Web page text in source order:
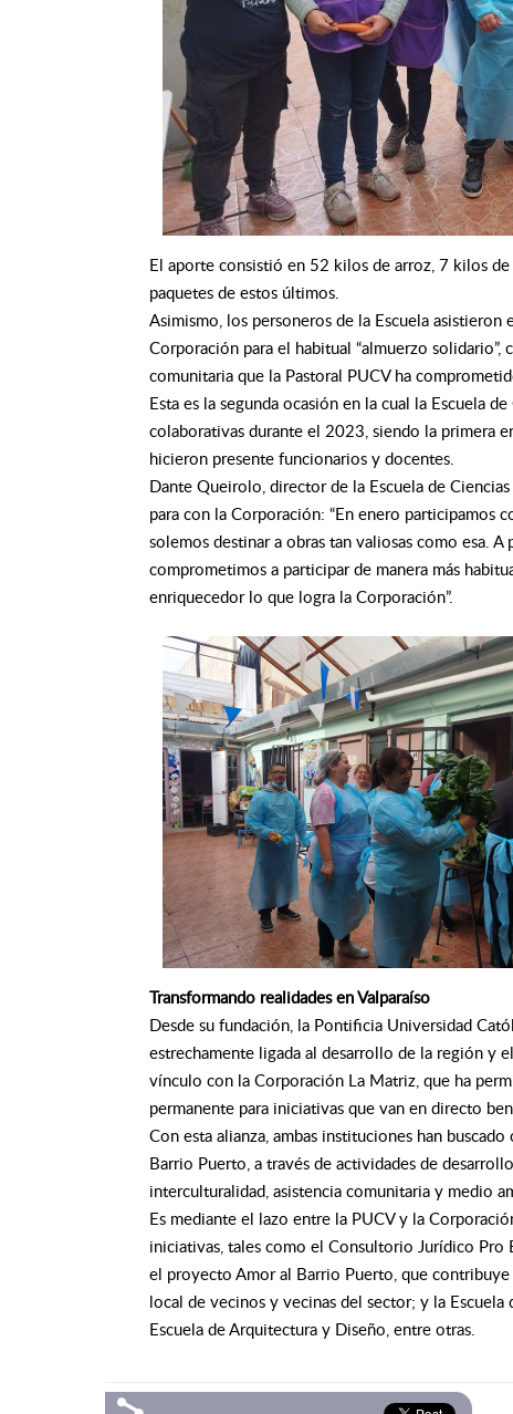
El aporte consistió en 52 kilos de arroz, 7 kilos de
paquetes de estos últimos.
Asimismo, los personeros de la Escuela
Corporación para el habitual “almuerzo solidario”,
comunitaria que la Pastoral PUCV ha
Esta es la segunda ocasión en la cual la Escuela
colaborativas durante el 2023, siendo la primera
hicieron presente funcionarios y docentes.
Dante Queirolo, director de la Escuela de
para con la Corporación: “En enero participamos
solemos destinar a obras tan valiosas como esa. A
comprometimos a participar de manera más
enriquecedor lo que logra la Corporación”.
Transformando realidades en Valparaíso
Desde su fundación, la Pontificia Universidad
estrechamente ligada al desarrollo de la región y
vínculo con la Corporación La Matriz, que ha
permanente para iniciativas que van en directo
Con esta alianza, ambas instituciones han
Barrio Puerto, a través de actividades de
interculturalidad, asistencia comunitaria y medio
Es mediante el lazo entre la PUCV y la
iniciativas, tales como el Consultorio Jurídico Pro
el proyecto Amor al Barrio Puerto, que
local de vecinos y vecinas del sector; y la
Escuela de Arquitectura y Diseño, entre otras.